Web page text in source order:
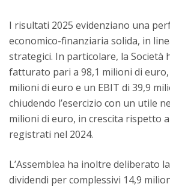
I risultati 2025 evidenziano una
economico-finanziaria solida, in
strategici. In particolare, la Società
fatturato pari a 98,1 milioni di euro,
milioni di euro e un EBIT di 39,9
chiudendo l’esercizio con un utile
milioni di euro, in crescita rispetto
registrati nel 2024.
L’Assemblea ha inoltre deliberato
dividendi per complessivi 14,9